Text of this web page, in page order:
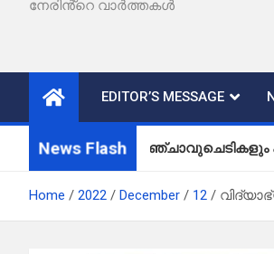
നേരിൻ്റെ വാർത്തകൾ
EDITOR’S MESSAGE
News Flash
കഞ്ചാവുചെടികളും കഞ്ചാവും
Home 2022 December 12